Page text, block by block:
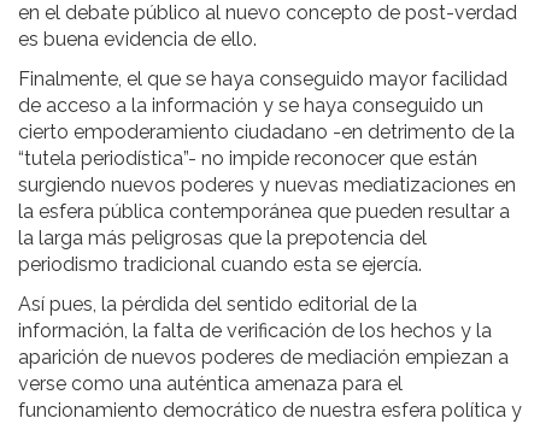
en el debate público al nuevo concepto de post-verdad
es buena evidencia de ello.
Finalmente, el que se haya conseguido mayor facilidad
de acceso a la información y se haya conseguido un
cierto empoderamiento ciudadano -en detrimento de la
“tutela periodística”- no impide reconocer que están
surgiendo nuevos poderes y nuevas mediatizaciones en
la esfera pública contemporánea que pueden resultar a
la larga más peligrosas que la prepotencia del
periodismo tradicional cuando esta se ejercía.
Así pues, la pérdida del sentido editorial de la
información, la falta de verificación de los hechos y la
aparición de nuevos poderes de mediación empiezan a
verse como una auténtica amenaza para el
funcionamiento democrático de nuestra esfera política y